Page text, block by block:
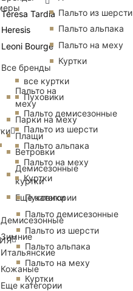
Teresa Tardia
Heresis
Leoni Bourge
Все бренды
Пальто на
меху
Парки на меху
Плащи
Ветровки
Демисезонные
куртки
Еще категории
Демисезонные
Зимние
Итальянские
Кожаные
Еще категории
Пальто из шерсти
Пальто альпака
Пальто на меху
Куртки
все куртки
Пуховики
Пальто демисезонные
Пальто из шерсти
Пальто альпака
Пальто на меху
Куртки
Пуховики
Пальто демисезонные
Пальто из шерсти
Пальто альпака
Пальто на меху
Куртки